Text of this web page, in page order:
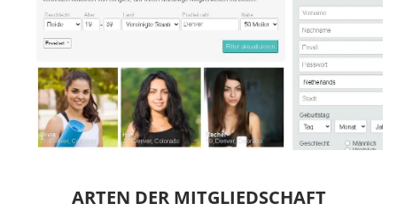
ARTEN DER MITGLIEDSCHAFT